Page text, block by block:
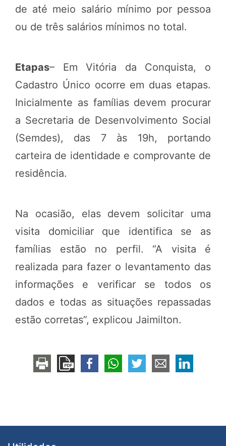
de até meio salário mínimo por pessoa
ou de três salários mínimos no total.
Etapas– Em Vitória da Conquista, o
Cadastro Único ocorre em duas etapas.
Inicialmente as famílias devem procurar
a Secretaria de Desenvolvimento Social
(Semdes), das 7 às 19h, portando
carteira de identidade e comprovante de
residência.
Na ocasião, elas devem solicitar uma
visita domiciliar que identifica se as
famílias estão no perfil. “A visita é
realizada para fazer o levantamento das
informações e verificar se todos os
dados e todas as situações repassadas
estão corretas”, explicou Jaimilton.